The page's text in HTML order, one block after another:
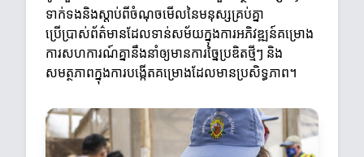
ទាក់ទងនិងស្តាប់ពីចំណុចមើលនៃមនុស្សគ្រប់គ្នា
ប្រើប្រាស់ព័ត៌មានដែលទាន់សម័យក្នុងការអភិវឌ្ឍន៍គម្រោង
ការសហការណ៍គ្នានឹងនាំឲ្យមានការច្នៃប្រឌិតថ្មីៗ និង
សមត្ថភាពក្នុងការបង្កើតគម្រោងដែលមានប្រសិទ្ធភាព។